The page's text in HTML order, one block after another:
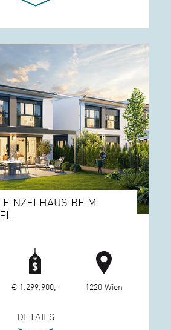
EINZELHAUS BEIM
€ 1.299.900,- 1220 Wien
DETAILS